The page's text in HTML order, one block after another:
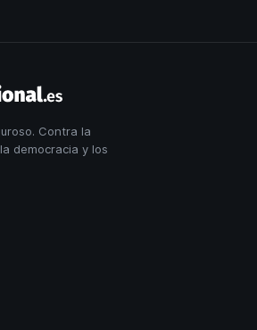
Constitucional
Contra la
democracia y los